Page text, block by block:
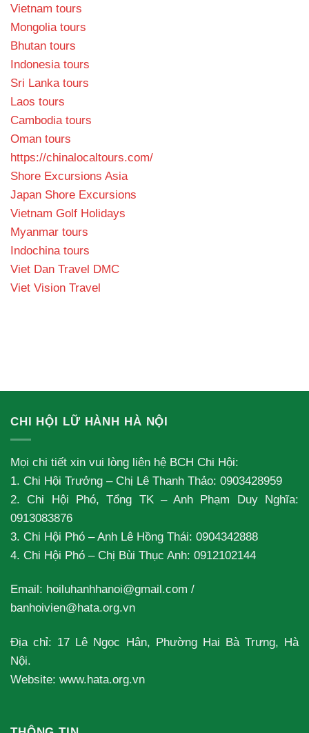
Vietnam tours
Mongolia tours
Bhutan tours
Indonesia tours
Sri Lanka tours
Laos tours
Cambodia tours
Oman tours
https://chinalocaltours.com/
Shore Excursions Asia
Japan Shore Excursions
Vietnam Golf Holidays
Myanmar tours
Indochina tours
Viet Dan Travel DMC
Viet Vision Travel
CHI HỘI LỮ HÀNH HÀ NỘI
Mọi chi tiết xin vui lòng liên hệ BCH Chi Hội:
1. Chi Hội Trưởng – Chị Lê Thanh Thảo: 0903428959
2. Chi Hội Phó, Tổng TK – Anh Phạm Duy Nghĩa:
0913083876
3. Chi Hội Phó – Anh Lê Hồng Thái: 0904342888
4. Chi Hội Phó – Chị Bùi Thục Anh: 0912102144
Email: hoiluhanhhanoi@gmail.com /
banhoivien@hata.org.vn
Địa chỉ: 17 Lê Ngọc Hân, Phường Hai Bà Trưng, Hà
Nội.
Website: www.hata.org.vn